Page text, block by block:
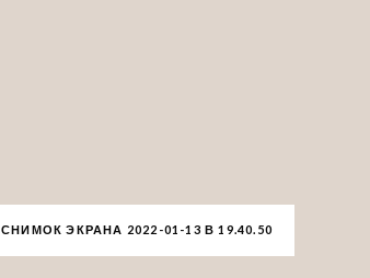
СНИМОК ЭКРАНА 2022-01-13 В 19.40.50